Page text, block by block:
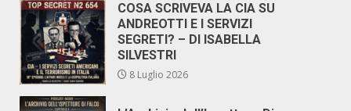
COSA SCRIVEVA LA CIA SU
ANDREOTTI E I SERVIZI
SEGRETI? – DI ISABELLA
SILVESTRI
8 Luglio 2026